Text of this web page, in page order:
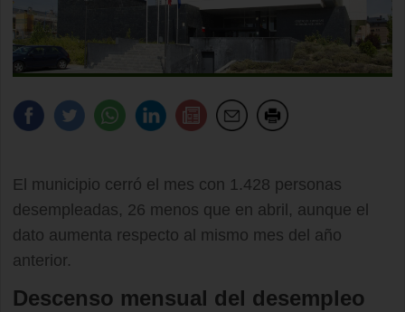
El municipio cerró el mes con 1.428 personas
desempleadas, 26 menos que en abril, aunque el
dato aumenta respecto al mismo mes del año
anterior.
Descenso mensual del desempleo